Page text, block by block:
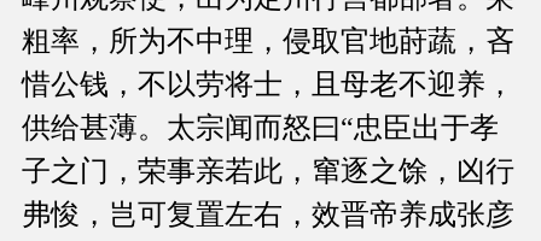
粗率，所为不中理，侵取官地莳蔬，吝
惜公钱，不以劳将士，且母老不迎养，
供给甚薄。太宗闻而怒曰“忠臣出于孝
子之门，荣事亲若此，窜逐之馀，凶行
弗悛，岂可复置左右，效晋帝养成张彦